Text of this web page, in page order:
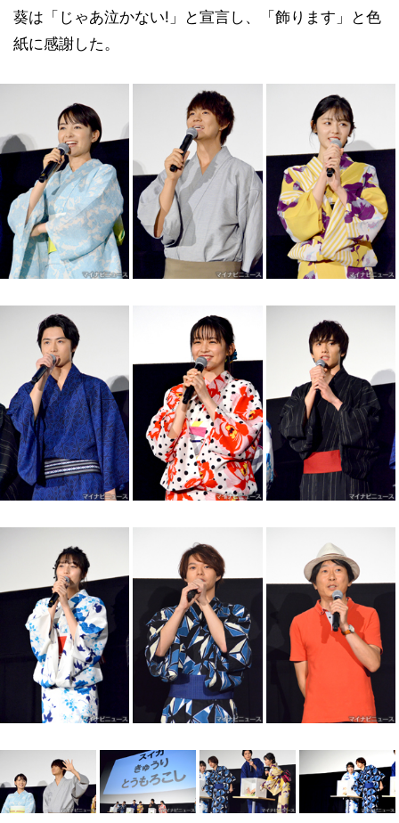
葵は「じゃあ泣かない!」と宣言し、「飾ります」と色
紙に感謝した。